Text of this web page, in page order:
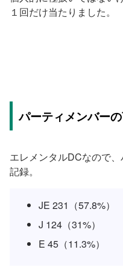
１回だけ当たりました。
パーティメンバー
エレメンタルDCなので
記録。
JE 231（57.8%）
J 124（31%）
E 45（11.3%）